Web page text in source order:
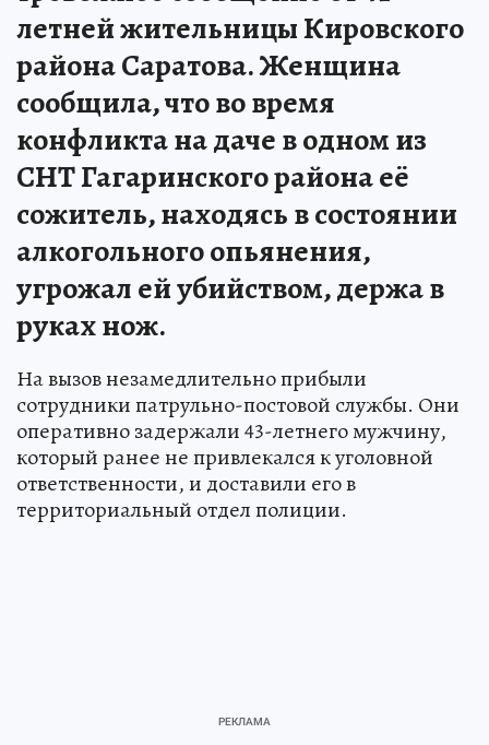
летней жительницы Кировского
района Саратова. Женщина
сообщила, что во время
конфликта на даче в одном из
СНТ Гагаринского района её
сожитель, находясь в состоянии
алкогольного опьянения,
угрожал ей убийством, держа в
руках нож.
На вызов незамедлительно прибыли
сотрудники патрульно-постовой службы. Они
оперативно задержали 43-летнего мужчину,
который ранее не привлекался к уголовной
ответственности, и доставили его в
территориальный отдел полиции.